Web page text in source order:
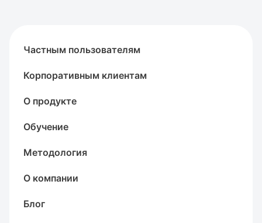
Частным пользователям
Корпоративным клиентам
О продукте
Обучение
Методология
О компании
Блог